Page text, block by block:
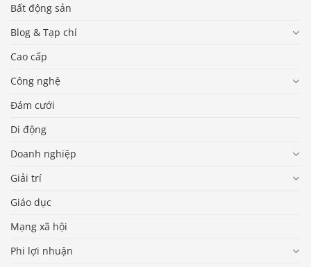
Bất động sản
Blog & Tạp chí
Cao cấp
Công nghệ
Đám cưới
Di động
Doanh nghiệp
Giải trí
Giáo dục
Mạng xã hội
Phi lợi nhuận